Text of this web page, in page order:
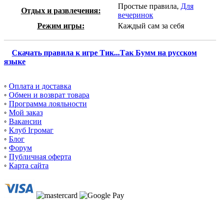
Отдых и развлечения:
Простые правила, Для
вечеринок
Режим игры:
Каждый сам за себя
Скачать правила к игре Тик...Так Бумм на русском
языке
◦ Оплата и доставка
◦ Обмен и возврат товара
◦ Программа лояльности
◦ Мой заказ
◦ Вакансии
◦ Клуб Ігромаг
◦ Блог
◦ Форум
◦ Публичная оферта
◦ Карта сайта